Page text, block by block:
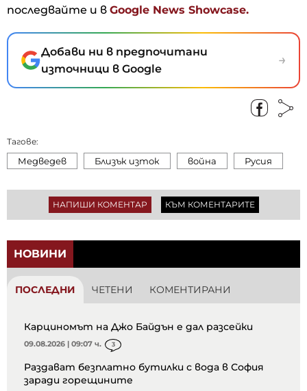
последвайте и в Google News Showcase.
Добави ни в предпочитани
източници в Google
→
Тагове:
Медведев Близък изток война Русия
НАПИШИ КОМЕНТАР КЪМ КОМЕНТАРИТЕ
НОВИНИ
ПОСЛЕДНИ ЧЕТЕНИ КОМЕНТИРАНИ
Карциномът на Джо Байдън е дал разсейки
09.08.2026 | 09:07 ч. 3
Раздават безплатно бутилки с вода в София
заради горещините